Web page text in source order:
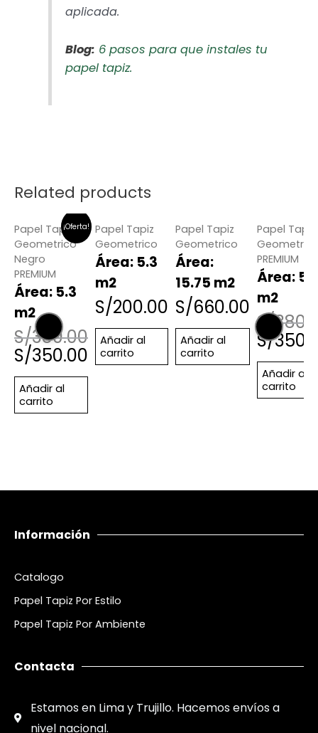
aplicada.
Blog: 6 pasos para que instales tu
papel tapiz.
Related products
¡Oferta!
Papel Tapiz
Geometrico
Negro
PREMIUM
Área: 5.3
m2
S/380.00
S/350.00
Añadir al
carrito
Papel Tapiz
Geometrico
Área: 5.3
m2
S/200.00
Añadir al
carrito
Papel Tapiz
Geometrico
Área:
15.75 m2
S/660.00
Añadir al
carrito
Papel Tapiz
PREMIUM
Área:
m2
S/
S/
Añadir al
carrito
Información
Catalogo
Papel Tapiz Por Estilo
Papel Tapiz Por Ambiente
Contacta
Estamos en Lima y Trujillo. Hacemos envíos a
nivel nacional.